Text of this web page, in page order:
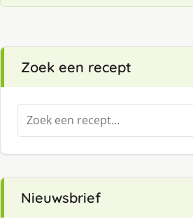
Zoek een recept
Zoeken
naar:
Nieuwsbrief